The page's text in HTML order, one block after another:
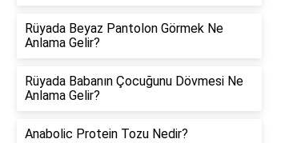
Rüyada Beyaz Pantolon Görmek Ne
Anlama Gelir?
Rüyada Babanın Çocuğunu Dövmesi Ne
Anlama Gelir?
Anabolic Protein Tozu Nedir?